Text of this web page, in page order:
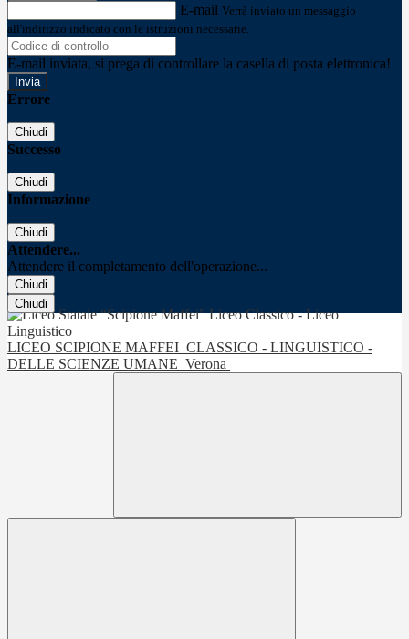
E-mail Verrà inviato un messaggio
all'indirizzo indicato con le istruzioni necessarie.
E-mail inviata, si prega di controllare la casella di posta elettronica!
Errore
Chiudi
Successo
Chiudi
Informazione
Chiudi
Attendere...
Attendere il completamento dell'operazione...
Chiudi
Chiudi
LICEO SCIPIONE MAFFEI CLASSICO - LINGUISTICO -
DELLE SCIENZE UMANE Verona